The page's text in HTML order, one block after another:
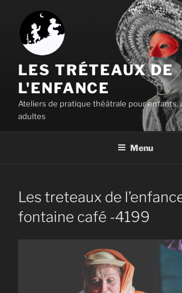
contenu
principal
LES TRÉTEAUX DE
L'ENFANCE
Ateliers de pratique théâtrale pour enfants,
adultes
Menu
Les treteaux de
fontaine café -4199